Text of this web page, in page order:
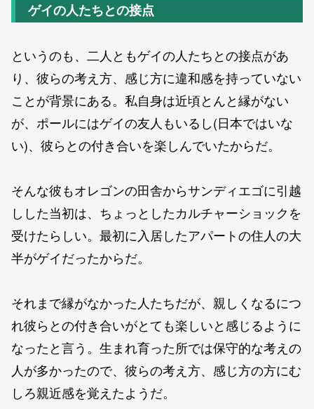
ゲイの人たちとの接点
というのも、二人ともゲイの人たちとの接点があ
り、彼らの考え方、感じ方に違和感を持っていない
ことが背景にある。私自身は近頃とんと縁がない
が、ポールにはゲイの友人もいるし(日本ではいな
い)、彼らとの付き合いを楽しんでいたからだ。
そんな彼もオレゴンの田舎からサンディエゴに引越
しした当初は、ちょっとしたカルチャーショックを
受けたらしい。最初に入居したアパートの住人の大
半がゲイだったからだ。
それまで縁がなかった人たちだが、親しくなるにつ
れ彼らとの付き合いがとても楽しいと感じるように
なったと言う。生まれ育った所では保守的な考えの
人が多かったので、彼らの考え方、感じ方の方にむ
しろ親近感を覚えたようだ。